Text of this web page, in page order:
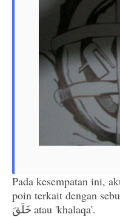
Pada kesempatan ini,
poin terkait dengan
atau 'khalaqa'.